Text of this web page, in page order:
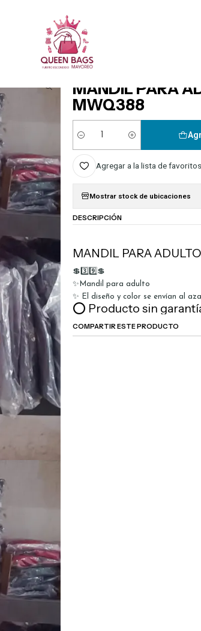
MANDIL PARA ADULTO VARIOS DISEÑOS MOD#
MANDIL PARA
MWQ388
Cantidad
Agregar a la lista de favoritos
Mostrar stock de ubicaciones
DESCRIPCIÓN
MANDIL PARA
💲3️⃣9️⃣💲
✨Mandil para adulto
✨ El diseño y color se envían al
⭕ Producto sin
COMPARTIR ESTE PRODUCTO